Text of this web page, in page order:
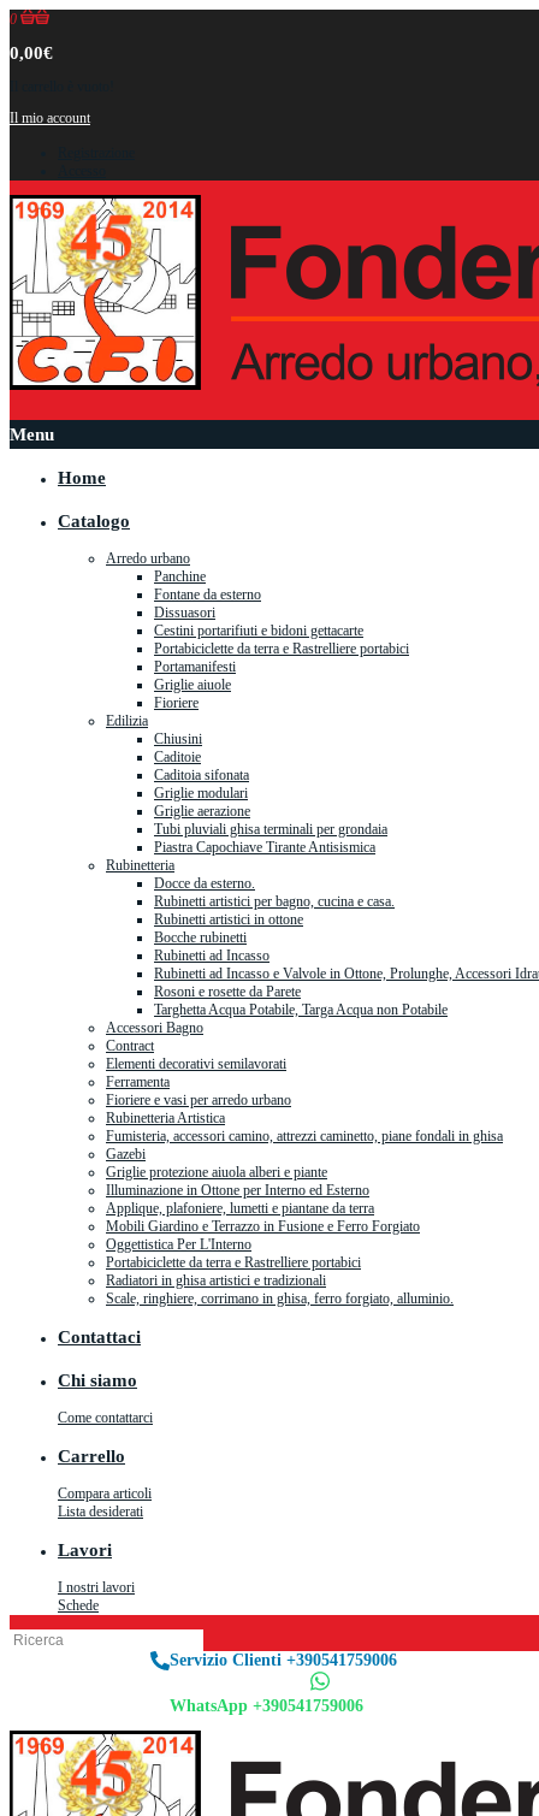
0
0,00€
Il mio account
Menu
Home
Catalogo
Arredo urbano
Panchine
Fontane da esterno
Dissuasori
Cestini portarifiuti e bidoni gettacarte
Portabiciclette da terra e Rastrelliere portabici
Portamanifesti
Griglie aiuole
Fioriere
Edilizia
Chiusini
Caditoie
Caditoia sifonata
Griglie modulari
Griglie aerazione
Tubi pluviali ghisa terminali per grondaia
Piastra Capochiave Tirante Antisismica
Rubinetteria
Docce da esterno.
Rubinetti artistici per bagno, cucina e casa.
Rubinetti artistici in ottone
Bocche rubinetti
Rubinetti ad Incasso
Rubinetti ad Incasso e Valvole in Ottone, Prolunghe, Accessori
Rosoni e rosette da Parete
Targhetta Acqua Potabile, Targa Acqua non Potabile
Accessori Bagno
Contract
Elementi decorativi semilavorati
Ferramenta
Fioriere e vasi per arredo urbano
Rubinetteria Artistica
Fumisteria, accessori camino, attrezzi caminetto, piane fondali in ghisa
Gazebi
Griglie protezione aiuola alberi e piante
Illuminazione in Ottone per Interno ed Esterno
Applique, plafoniere, lumetti e piantane da terra
Mobili Giardino e Terrazzo in Fusione e Ferro Forgiato
Oggettistica Per L'Interno
Portabiciclette da terra e Rastrelliere portabici
Radiatori in ghisa artistici e tradizionali
Scale, ringhiere, corrimano in ghisa, ferro forgiato, alluminio.
Contattaci
Chi siamo
Come contattarci
Carrello
Compara articoli
Lista desiderati
Lavori
I nostri lavori
Schede
Servizio Clienti +390541759006
WhatsApp +390541759006